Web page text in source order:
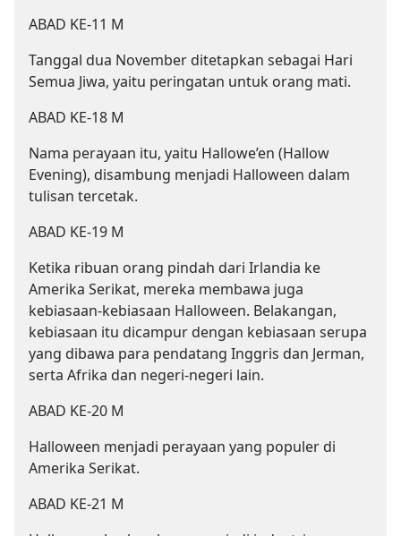
ABAD KE-11 M
Tanggal dua November ditetapkan sebagai Hari
Semua Jiwa, yaitu peringatan untuk orang mati.
ABAD KE-18 M
Nama perayaan itu, yaitu Hallowe’en (Hallow
Evening), disambung menjadi Halloween dalam
tulisan tercetak.
ABAD KE-19 M
Ketika ribuan orang pindah dari Irlandia ke
Amerika Serikat, mereka membawa juga
kebiasaan-kebiasaan Halloween. Belakangan,
kebiasaan itu dicampur dengan kebiasaan serupa
yang dibawa para pendatang Inggris dan Jerman,
serta Afrika dan negeri-negeri lain.
ABAD KE-20 M
Halloween menjadi perayaan yang populer di
Amerika Serikat.
ABAD KE-21 M